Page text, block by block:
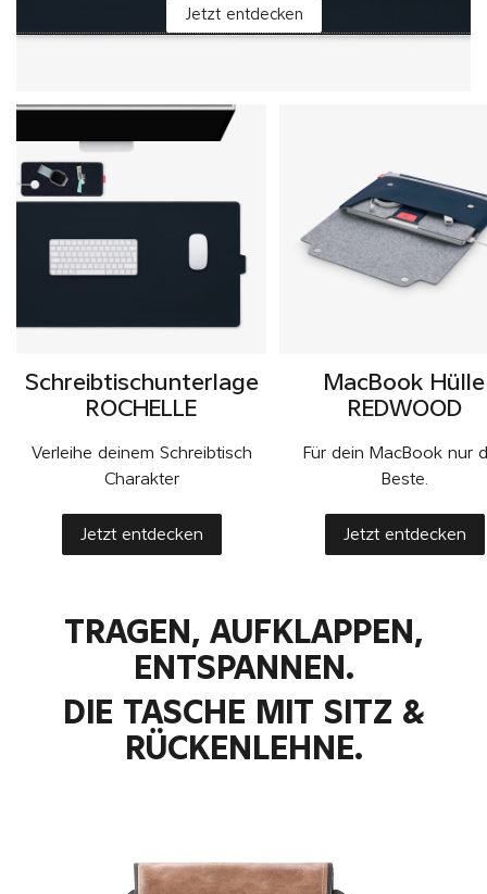
Jetzt entdecken
Schreibtischunterlage
ROCHELLE
Verleihe deinem Schreibtisch
Charakter
Jetzt entdecken
MacBook Hülle
REDWOOD
Für dein MacBook nur
Beste.
Jetzt entdecken
TRAGEN, AUFKLAPPEN,
ENTSPANNEN.
DIE TASCHE MIT SITZ &
RÜCKENLEHNE.